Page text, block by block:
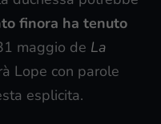
finora ha tenuto
maggio de La
Lope con parole
esplicita.